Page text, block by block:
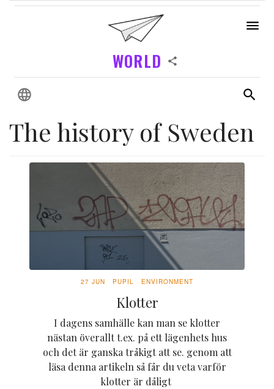
WORLD
The history of Sweden
27 JUN PUPIL ENVIRONMENT
Klotter
I dagens samhälle kan man se klotter
nästan överallt t.ex. på ett lägenhets hus
och det är ganska tråkigt att se. genom att
läsa denna artikeln så får du veta varför
klotter är dåligt